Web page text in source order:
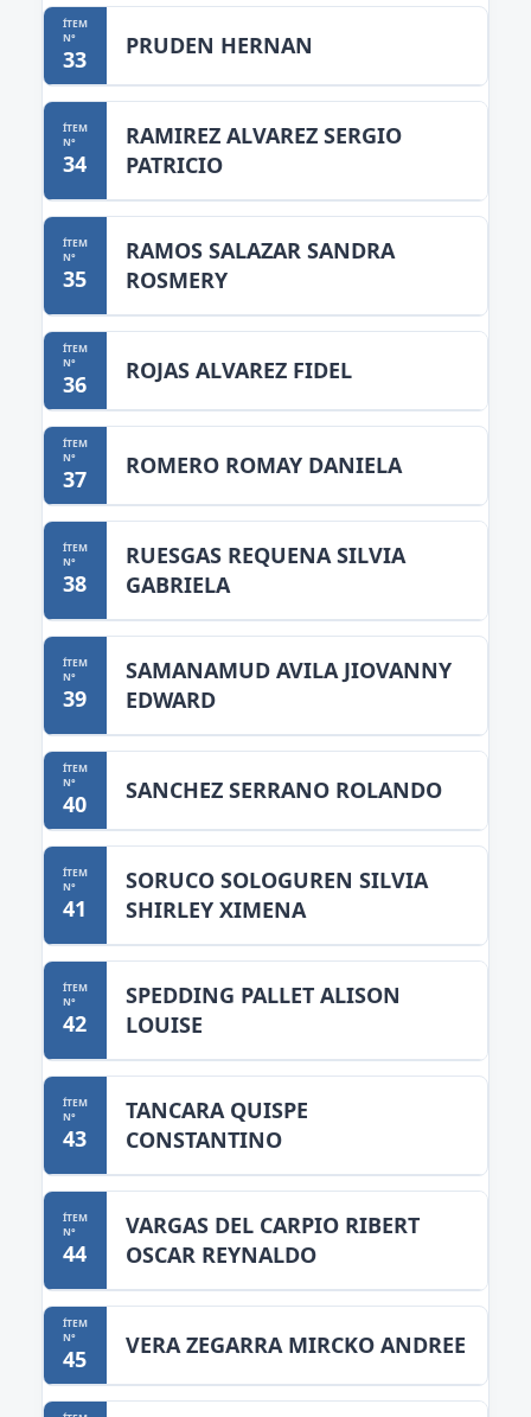
33 PRUDEN HERNAN
34
RAMIREZ ALVAREZ SERGIO
PATRICIO
35
RAMOS SALAZAR SANDRA
ROSMERY
36 ROJAS ALVAREZ FIDEL
37 ROMERO ROMAY DANIELA
38
RUESGAS REQUENA SILVIA
GABRIELA
39
SAMANAMUD AVILA JIOVANNY
EDWARD
40 SANCHEZ SERRANO ROLANDO
41
SORUCO SOLOGUREN SILVIA
SHIRLEY XIMENA
42
SPEDDING PALLET ALISON
LOUISE
43
TANCARA QUISPE
CONSTANTINO
44
VARGAS DEL CARPIO RIBERT
OSCAR REYNALDO
45 VERA ZEGARRA MIRCKO ANDREE